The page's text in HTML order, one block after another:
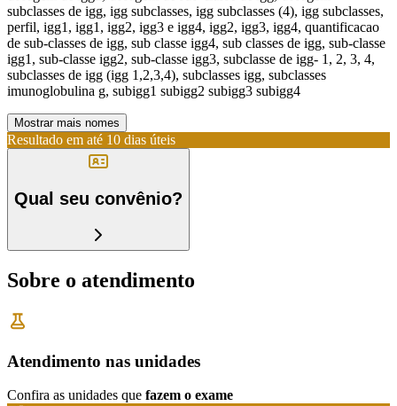
subclasses de igg, igg subclasses, igg subclasses (4), igg subclasses,
perfil, igg1, igg1, igg2, igg3 e igg4, igg2, igg3, igg4, quantificacao
de sub-classes de igg, sub classe igg4, sub classes de igg, sub-classe
igg1, sub-classe igg2, sub-classe igg3, subclasse de igg- 1, 2, 3, 4,
subclasses de igg (igg 1,2,3,4), subclasses igg, subclasses
imunoglobulina g, subigg1 subigg2 subigg3 subigg4
Mostrar mais nomes
Resultado em até 10 dias úteis
Qual seu convênio?
Sobre o atendimento
Atendimento nas unidades
Confira as unidades que fazem o exame